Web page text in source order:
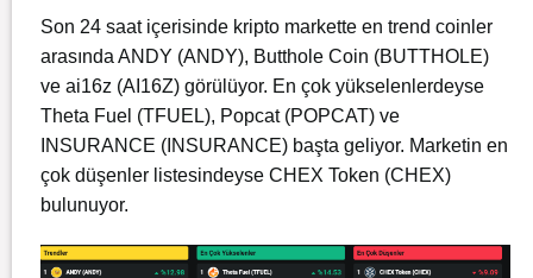
Son 24 saat içerisinde kripto markette en trend coinler
arasında ANDY (ANDY), Butthole Coin (BUTTHOLE)
ve ai16z (AI16Z) görülüyor. En çok yükselenlerdeyse
Theta Fuel (TFUEL), Popcat (POPCAT) ve
INSURANCE (INSURANCE) başta geliyor. Marketin en
çok düşenler listesindeyse CHEX Token (CHEX)
bulunuyor.